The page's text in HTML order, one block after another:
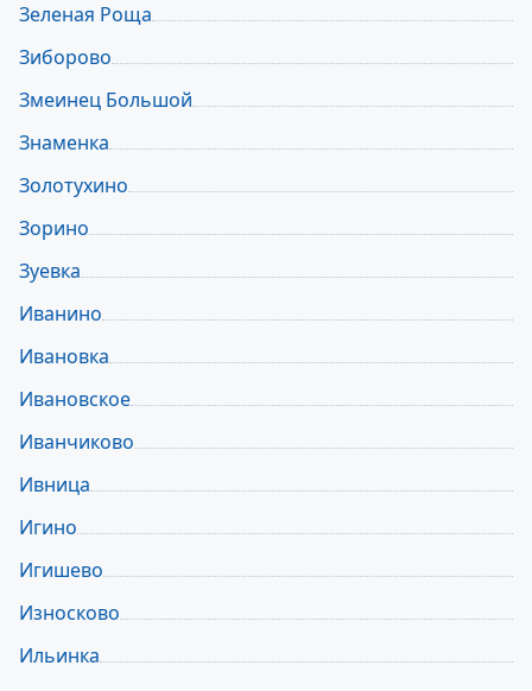
Зеленая Роща
Зиборово
Змеинец Большой
Знаменка
Золотухино
Зорино
Зуевка
Иванино
Ивановка
Ивановское
Иванчиково
Ивница
Игино
Игишево
Износково
Ильинка